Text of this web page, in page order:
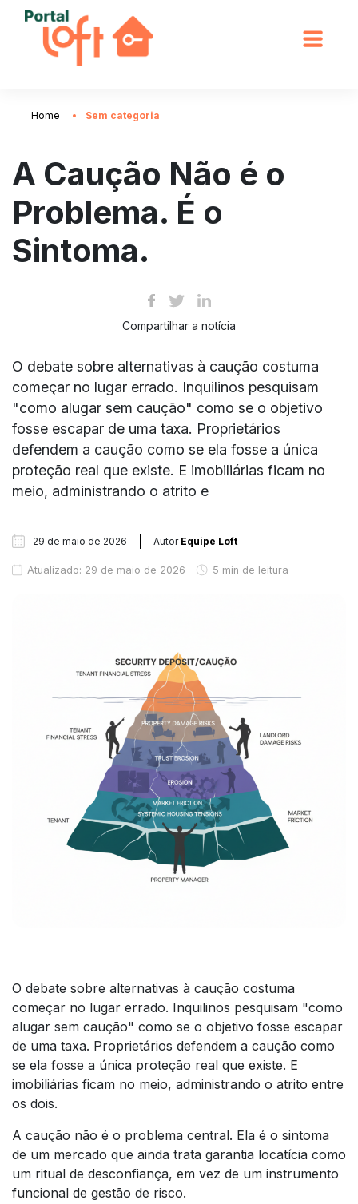
Home Sem categoria
A Caução Não é o
Problema. É o
Sintoma.
Compartilhar a notícia
O debate sobre alternativas à caução costuma
começar no lugar errado. Inquilinos pesquisam
"como alugar sem caução" como se o objetivo
fosse escapar de uma taxa. Proprietários
defendem a caução como se ela fosse a única
proteção real que existe. E imobiliárias ficam no
meio, administrando o atrito e
29 de maio de 2026 Autor Equipe Loft
Atualizado: 29 de maio de 2026 5 min de leitura
O debate sobre alternativas à caução costuma
começar no lugar errado. Inquilinos pesquisam "como
alugar sem caução" como se o objetivo fosse escapar
de uma taxa. Proprietários defendem a caução como
se ela fosse a única proteção real que existe. E
imobiliárias ficam no meio, administrando o atrito entre
os dois.
A caução não é o problema central. Ela é o sintoma
de um mercado que ainda trata garantia locatícia como
um ritual de desconfiança, em vez de um instrumento
funcional de gestão de risco.